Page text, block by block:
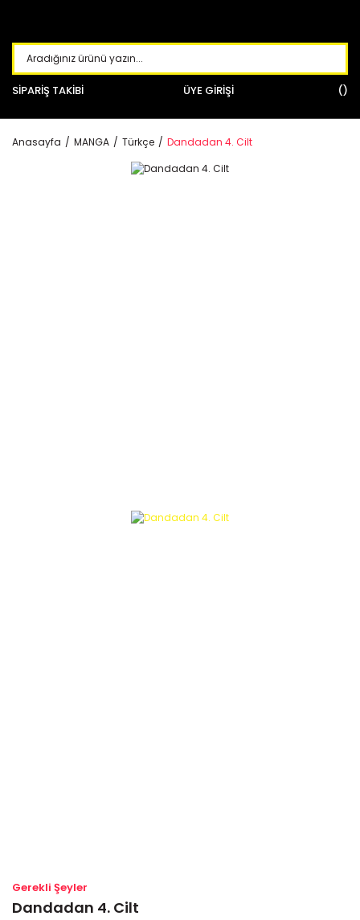
SİPARİŞ TAKİBİ ÜYE GİRİŞİ
Anasayfa MANGA Türkçe Dandadan 4. Cilt
Gerekli Şeyler
Dandadan 4. Cilt